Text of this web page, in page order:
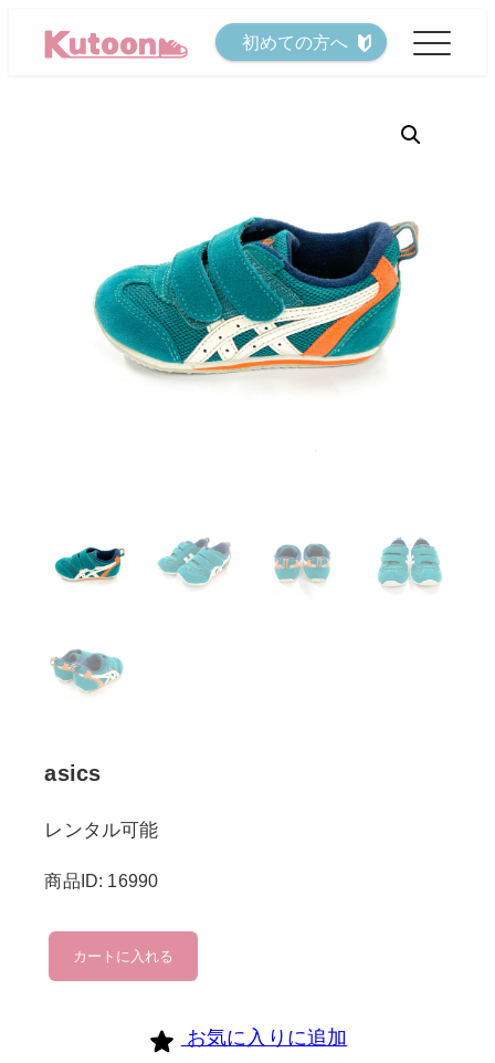
初めての方へ
asics
レンタル可能
商品ID: 16990
asics
個
カートに入れる
お気に入りに追加